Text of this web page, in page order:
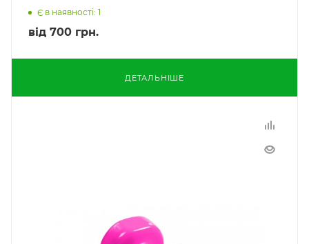
Є в наявності: 1
від 700 грн.
ДЕТАЛЬНІШЕ